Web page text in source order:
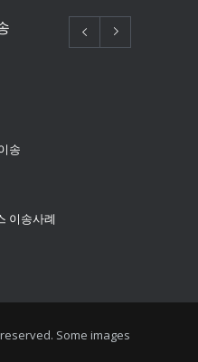
송
이송사례
이송
Some images